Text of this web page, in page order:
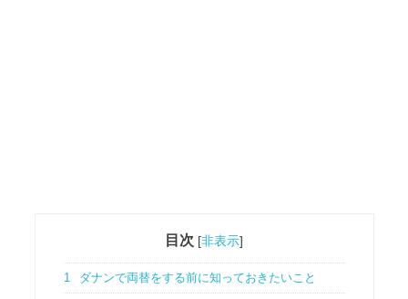
目次 [非表示]
1 ダナンで両替をする前に知っておきたいこと